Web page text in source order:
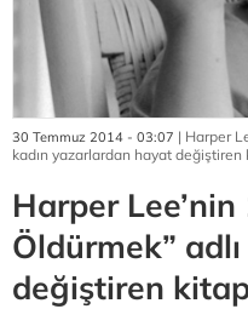
30 Temmuz 2014 - 03:07 | Harper
kadın yazarlardan hayat
Harper
Öldürmek”
değiştiren